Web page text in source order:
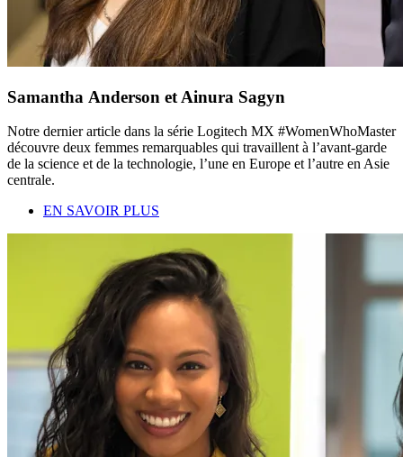
Samantha Anderson et Ainura Sagyn
Notre dernier article dans la série Logitech MX #WomenWhoMaster
découvre deux femmes remarquables qui travaillent à l’avant-garde
de la science et de la technologie, l’une en Europe et l’autre en Asie
centrale.
EN SAVOIR PLUS